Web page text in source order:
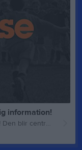
information!
Välkommen till er nya gruppsida på laget.se! Den blir central i all kommunikation mellan aktiva, ledare, föräldrar och andra intresserade. För att komma igång direkt med en bra kommunikation i och omkring gruppen finns ett antal viktiga punkter för sidans administratör: • Logga in och lägga till alla aktiva och ledare under Medlemmar. • Fylla på kalendern med alla inplanerade aktiviteter. Matcher läggs till via Serier medan träningar och andra aktiviteter läggs till via Aktiviteter. • Skriv nyheter löpande och berätta om verksamheten. I takt med att nya nyheter läggs till kommer den här nyhetstexten att försvinna. Om någon i gruppen har frågor om laget.se är man alltid välkommen att kontakta vår support på support@laget.se eller 019-15 44 00. Varmt välkomna till laget.se!